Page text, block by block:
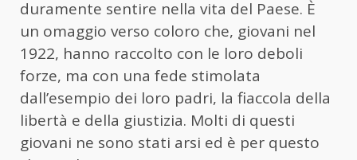
duramente sentire nella vita del Paese. È
un omaggio verso coloro che, giovani nel
1922, hanno raccolto con le loro deboli
forze, ma con una fede stimolata
dall’esempio dei loro padri, la fiaccola della
libertà e della giustizia. Molti di questi
giovani ne sono stati arsi ed è per questo